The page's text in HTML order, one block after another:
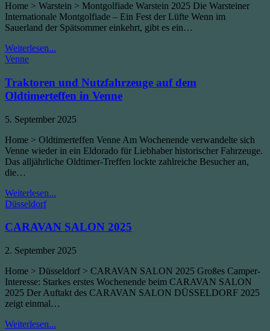
Home > Warstein > Montgolfiade Warstein 2025 Die Warsteiner
Internationale Montgolfiade – Ein Fest der Lüfte Wenn im
Sauerland der Spätsommer einkehrt, gibt es ein…
Weiterlesen...
Posted
Venne
Traktoren und Nutzfahrzeuge auf dem
Oldtimerteffen in Venne
Published
5. September 2025
Home > Oldtimerteffen Venne Am Wochenende verwandelte sich
Venne wieder in ein Eldorado für Liebhaber historischer Fahrzeuge.
Das alljährliche Oldtimer-Treffen lockte zahlreiche Besucher an,
die…
Weiterlesen...
auf
Oldtimerteffen
Venne
Posted
Düsseldorf
CARAVAN SALON 2025
Published
2. September 2025
Home > Düsseldorf > CARAVAN SALON 2025 Großes Camper-
Interesse: Starkes erstes Wochenende beim CARAVAN SALON
2025 Der Auftakt des CARAVAN SALON DÜSSELDORF 2025
zeigt einmal…
Weiterlesen...